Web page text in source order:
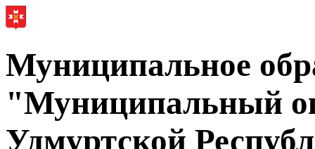
Муниципальное
"Муниципальный
Удмуртской